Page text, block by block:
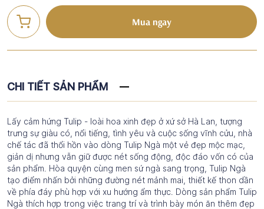
Mua ngay
CHI TIẾT SẢN PHẨM
Lấy cảm hứng Tulip - loài hoa xinh đẹp ở xứ sở Hà Lan, tượng
trưng sự giàu có, nổi tiếng, tình yêu và cuộc sống vĩnh cửu, nhà
chế tác đã thổi hồn vào dòng Tulip Ngà một vẻ đẹp mộc mạc,
giản dị nhưng vẫn giữ được nét sống động, độc đáo vốn có của
sản phẩm. Hòa quyện cùng men sứ ngà sang trọng, Tulip Ngà
tạo điểm nhấn bởi những đường nét mảnh mai, thiết kế thon dần
về phía đáy phù hợp với xu hướng ẩm thực. Dòng sản phẩm Tulip
Ngà thích hợp trong việc trang trí và trình bày món ăn thêm đẹp